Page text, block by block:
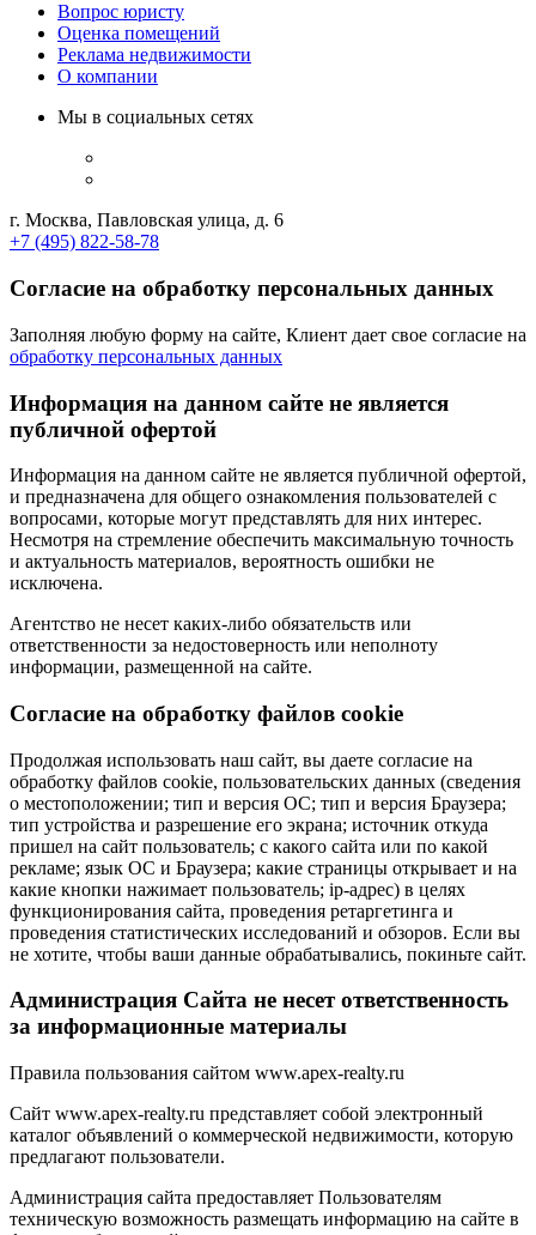
Вопрос юристу
Оценка помещений
Реклама недвижимости
О компании
Мы в социальных сетях
г. Москва, Павловская улица, д. 6
+7 (495) 822-58-78
Согласие на обработку персональных данных
Заполняя любую форму на сайте, Клиент дает свое согласие на
обработку персональных данных
Информация на данном сайте не является
публичной офертой
Информация на данном сайте не является публичной офертой,
и предназначена для общего ознакомления пользователей с
вопросами, которые могут представлять для них интерес.
Несмотря на стремление обеспечить максимальную точность
и актуальность материалов, вероятность ошибки не
исключена.
Агентство не несет каких-либо обязательств или
ответственности за недостоверность или неполноту
информации, размещенной на сайте.
Cогласие на обработку файлов cookie
Продолжая использовать наш сайт, вы даете согласие на
обработку файлов cookie, пользовательских данных (сведения
о местоположении; тип и версия ОС; тип и версия Браузера;
тип устройства и разрешение его экрана; источник откуда
пришел на сайт пользователь; с какого сайта или по какой
рекламе; язык ОС и Браузера; какие страницы открывает и на
какие кнопки нажимает пользователь; ip-адрес) в целях
функционирования сайта, проведения ретаргетинга и
проведения статистических исследований и обзоров. Если вы
не хотите, чтобы ваши данные обрабатывались, покиньте сайт.
Администрация Сайта не несет ответственность
за информационные материалы
Правила пользования сайтом www.apex-realty.ru
Сайт www.apex-realty.ru представляет собой электронный
каталог объявлений о коммерческой недвижимости, которую
предлагают пользователи.
Администрация сайта предоставляет Пользователям
техническую возможность размещать информацию на сайте в